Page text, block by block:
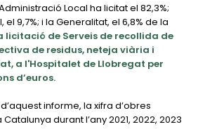
Local ha licitat el 82,3%;
el 9,7%; i la Generalitat, el 6,8% de la
licitació de Serveis de recollida de
de residus, neteja viària i
a l'Hospitalet de Llobregat per
d’euros.
informe, la xifra d’obres
durant l’any 2021, 2022, 2023